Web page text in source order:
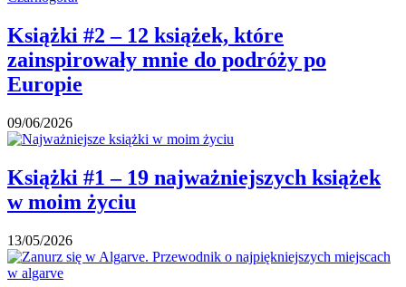
Książki #2 – 12 książek, które
zainspirowały mnie do podróży po
Europie
09/06/2026
Książki #1 – 19 najważniejszych książek
w moim życiu
13/05/2026